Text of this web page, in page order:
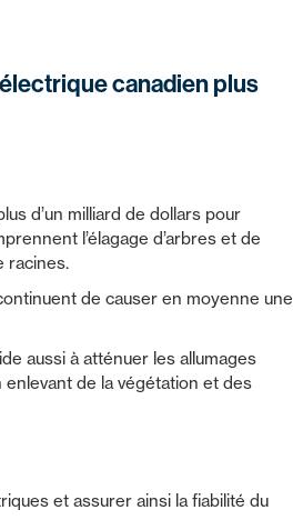
canadien plus
d’un milliard de dollars pour
l’élagage d’arbres et de
racines.
de causer en moyenne une
aussi à atténuer les allumages
de la végétation et des
et assurer ainsi la fiabilité du